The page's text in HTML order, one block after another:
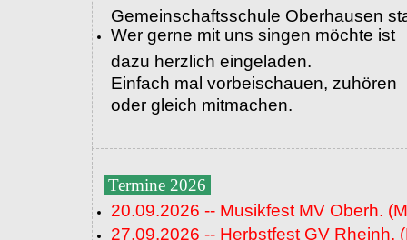
Gemeinschaftsschule Oberhausen
Wer gerne mit uns singen möchte ist
dazu herzlich eingeladen.
Einfach mal vorbeischauen, zuhören
oder gleich mitmachen.
Termine 2026
20.09.2026 -- Musikfest MV Oberh.
27.09.2026 -- Herbstfest GV Rheinh.